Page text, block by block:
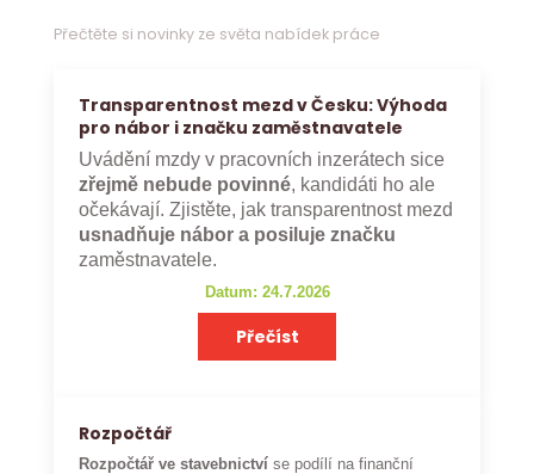
Přečtěte si novinky ze světa nabídek práce
Transparentnost mezd v Česku: Výhoda
pro nábor i značku zaměstnavatele
Uvádění mzdy v pracovních inzerátech sice
zřejmě nebude povinné, kandidáti ho ale
očekávají. Zjistěte, jak transparentnost mezd
usnadňuje nábor a posiluje značku
zaměstnavatele.
Datum: 24.7.2026
Přečíst
Rozpočtář
Rozpočtář ve stavebnictví se podílí na finanční